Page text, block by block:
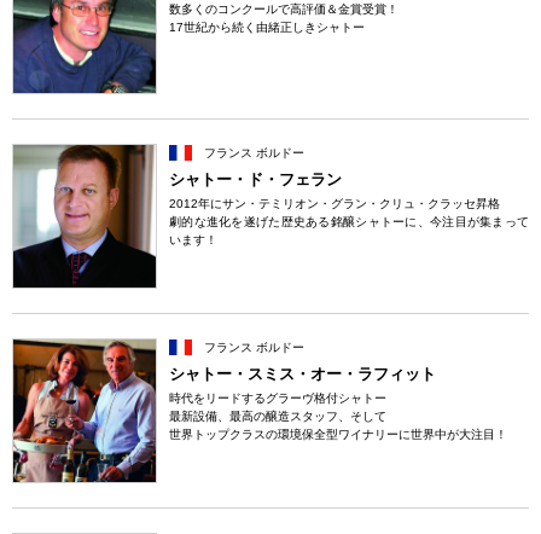
数多くのコンクールで高評価＆金賞受賞！
17世紀から続く由緒正しきシャトー
フランス ボルドー
シャトー・ド・フェラン
2012年にサン・テミリオン・グラン・クリュ・クラッセ昇格
劇的な進化を遂げた歴史ある銘醸シャトーに、今注目が集まって
います！
フランス ボルドー
シャトー・スミス・オー・ラフィット
時代をリードするグラーヴ格付シャトー
最新設備、最高の醸造スタッフ、そして
世界トップクラスの環境保全型ワイナリーに世界中が大注目！